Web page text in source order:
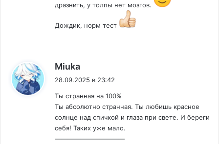
дразнить, у толпы нет мозгов.
Дождик, норм тест
Miuka
28.09.2025 в 23:42
Ты странная на 100%
Ты абсолютно странная. Ты любишь красное
солнце над спичкой и глаза при свете. И береги
себя! Таких уже мало.
———————————